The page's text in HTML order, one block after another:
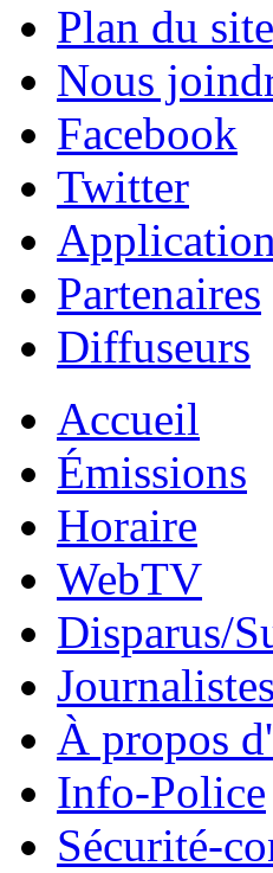
Plan du site
Nous
Facebook
Twitter
Partenaires
Diffuseurs
Accueil
Émissions
Horaire
WebTV
Disparus/
À propos
Info-Police
Sécurité-